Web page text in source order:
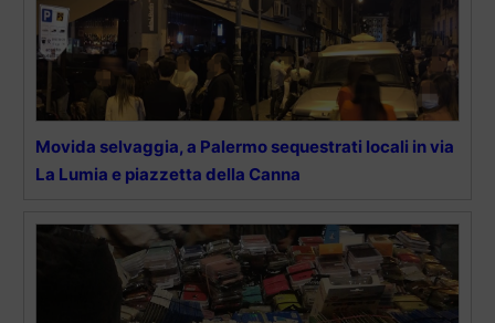
Movida selvaggia, a Palermo sequestrati locali in via
La Lumia e piazzetta della Canna